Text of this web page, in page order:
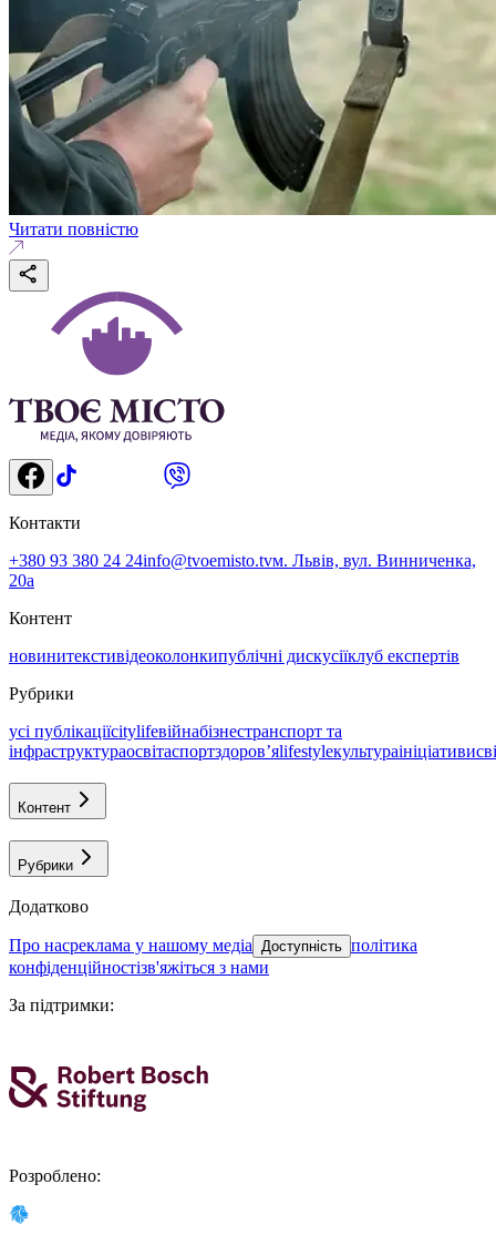
Читати повністю
Контакти
+380 93 380 24 24info@tvoemisto.tvм. Львів, вул. Винниченка,
20а
Контент
новинитекстивідеоколонкипублічні дискусіїклуб експертів
Рубрики
усі публікаціїcitylifeвійнабізнестранспорт та
інфраструктураосвітаспортздоровʼяlifestyleкультураініціативи
Контент
Рубрики
Додатково
про насреклама у нашому медіа Доступність політика
конфіденційностізв'яжіться з нами
За підтримки:
Розроблено: